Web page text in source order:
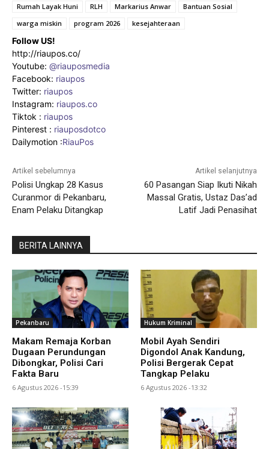
Rumah Layak Huni
RLH Markarius Anwar
Bantuan Sosial
warga miskin
program 2026 kesejahteraan
Follow US!
http://riaupos.co/
Youtube: @riauposmedia
Facebook: riaupos
Twitter: riaupos
Instagram: riaupos.co
Tiktok : riaupos
Pinterest : riauposdotco
Dailymotion :RiauPos
Artikel sebelumnya
Polisi Ungkap 28 Kasus
Curanmor di Pekanbaru,
Enam Pelaku Ditangkap
Artikel selanjutnya
60 Pasangan Siap Ikuti Nikah
Massal Gratis, Ustaz Das’ad
Latif Jadi Penasihat
BERITA LAINNYA
Pekanbaru
Makam Remaja Korban
Dugaan Perundungan
Dibongkar, Polisi Cari
Fakta Baru
6 Agustus 2026 -15:39
Hukum Kriminal
Mobil Ayah Sendiri
Digondol Anak Kandung,
Polisi Bergerak Cepat
Tangkap Pelaku
6 Agustus 2026 -13:32